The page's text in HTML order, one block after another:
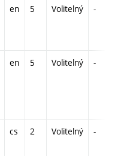
en 5 Volitelný -
en 5 Volitelný -
cs 2 Volitelný -